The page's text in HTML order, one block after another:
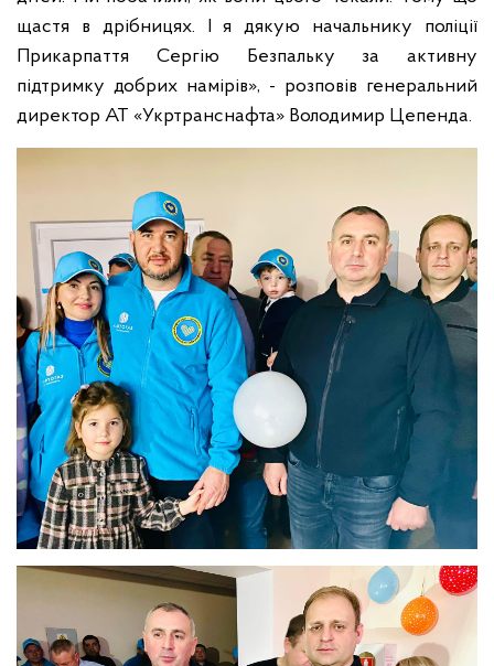
щастя в дрібницях. І я дякую начальнику поліції
Прикарпаття Сергію Безпальку за активну
підтримку добрих намірів», - розповів генеральний
директор АТ «Укртранснафта» Володимир Цепенда.